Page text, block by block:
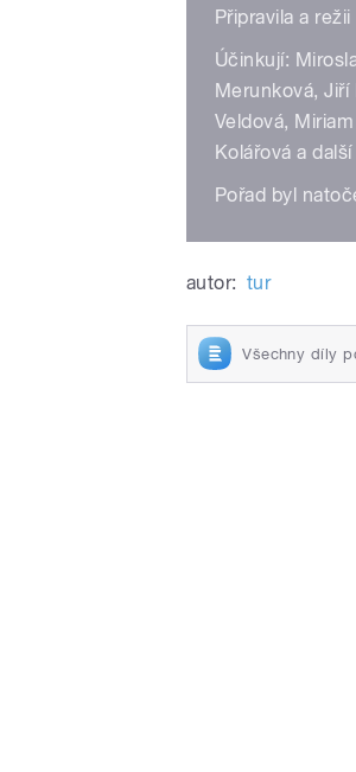
Připravila a
Účinkují:
Merunková, Jiří
Veldová,
Kolářová a další
Pořad byl
autor: tur
Všechny díly